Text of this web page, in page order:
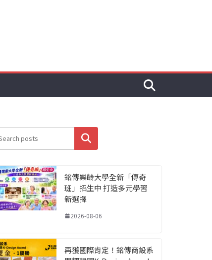
搜尋
銘傳樂齡大學全新「傳奇
班」招生中 打造多元學習
新選擇
2026-08-06
再獲國際肯定！銘傳商設系